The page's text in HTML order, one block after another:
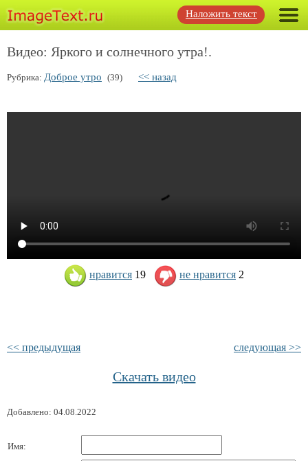
Наложить текст
Видео: Яркого и солнечного утра!.
Рубрика: Доброе утро (39) << назад
нравится 19 не нравится 2
<< предыдущая следующая >>
Скачать видео
Добавлено: 04.08.2022
Имя: